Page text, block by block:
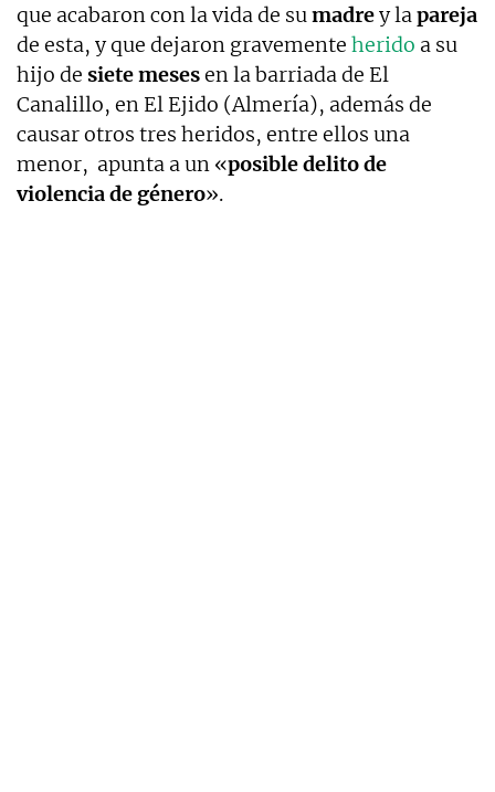
que acabaron con la vida de sumadrey lapareja
de esta, y que dejaron gravemente herido a su
hijo de siete mesesen la barriada de El
Canalillo, en El Ejido (Almería), además de
causar otros tres heridos, entre ellos una
menor, apunta a un «posible delito de
violencia de género».